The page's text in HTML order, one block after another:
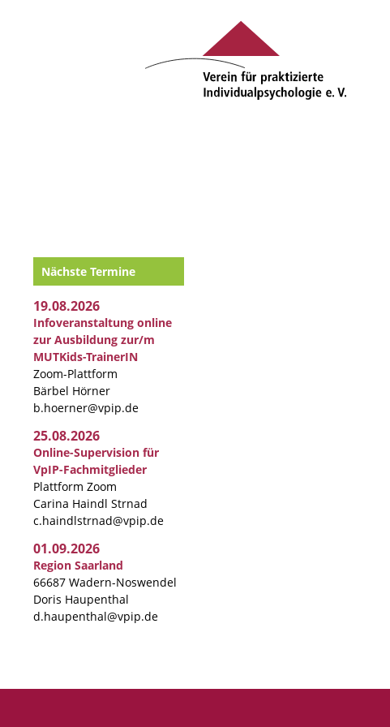
Nächste Termine
19.08.2026
Infoveranstaltung online
zur Ausbildung zur/m
MUTKids-TrainerIN
Zoom-Plattform
Bärbel Hörner
b.hoerner@vpip.de
25.08.2026
Online-Supervision für
VpIP-Fachmitglieder
Plattform Zoom
Carina Haindl Strnad
c.haindlstrnad@vpip.de
01.09.2026
Region Saarland
66687 Wadern-Noswendel
Doris Haupenthal
d.haupenthal@vpip.de